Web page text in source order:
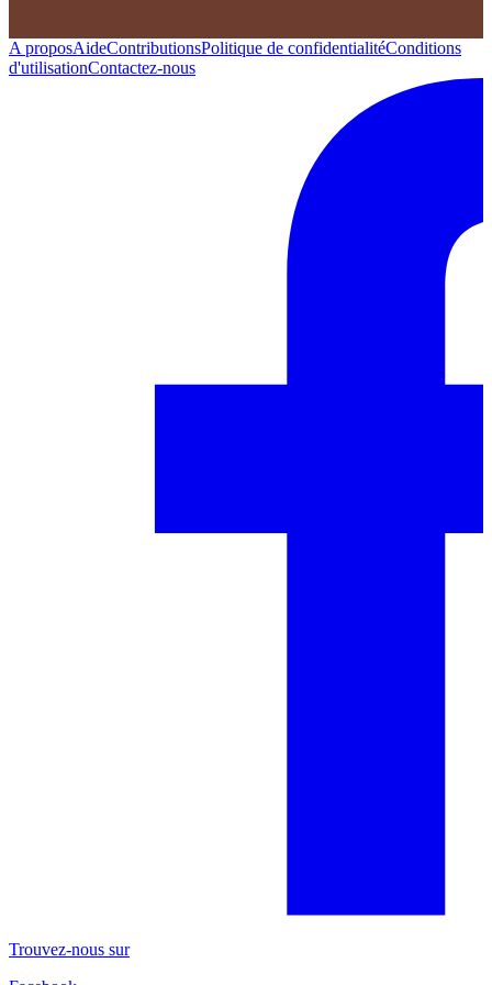
A proposAideContributionsPolitique de confidentialitéConditions
d'utilisationContactez-nous
Trouvez-nous sur